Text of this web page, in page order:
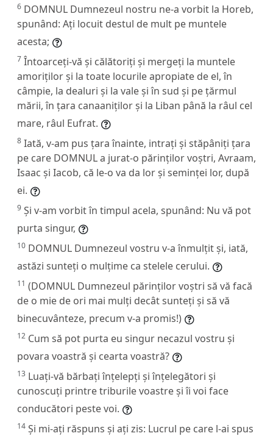
6 DOMNUL Dumnezeul nostru ne-a vorbit la Horeb,
spunând: Ați locuit destul de mult pe muntele
acesta;
7 Întoarceți-vă și călătoriți și mergeți la muntele
amoriților și la toate locurile apropiate de el, în
câmpie, la dealuri și la vale și în sud și pe țărmul
mării, în țara canaaniților și la Liban până la râul cel
mare, râul Eufrat.
8 Iată, v-am pus țara înainte, intrați și stăpâniți țara
pe care DOMNUL a jurat-o părinților voștri, Avraam,
Isaac și Iacob, că le-o va da lor și seminței lor, după
ei.
9 Și v-am vorbit în timpul acela, spunând: Nu vă pot
purta singur,
10 DOMNUL Dumnezeul vostru v-a înmulțit și, iată,
astăzi sunteți o mulțime ca stelele cerului.
11 (DOMNUL Dumnezeul părinților voștri să vă facă
de o mie de ori mai mulți decât sunteți și să vă
binecuvânteze, precum v-a promis!)
12 Cum să pot purta eu singur necazul vostru și
povara voastră și cearta voastră?
13 Luați-vă bărbați înțelepți și înțelegători și
cunoscuți printre triburile voastre și îi voi face
conducători peste voi.
14 Și mi-ați răspuns și ați zis: Lucrul pe care l-ai spus